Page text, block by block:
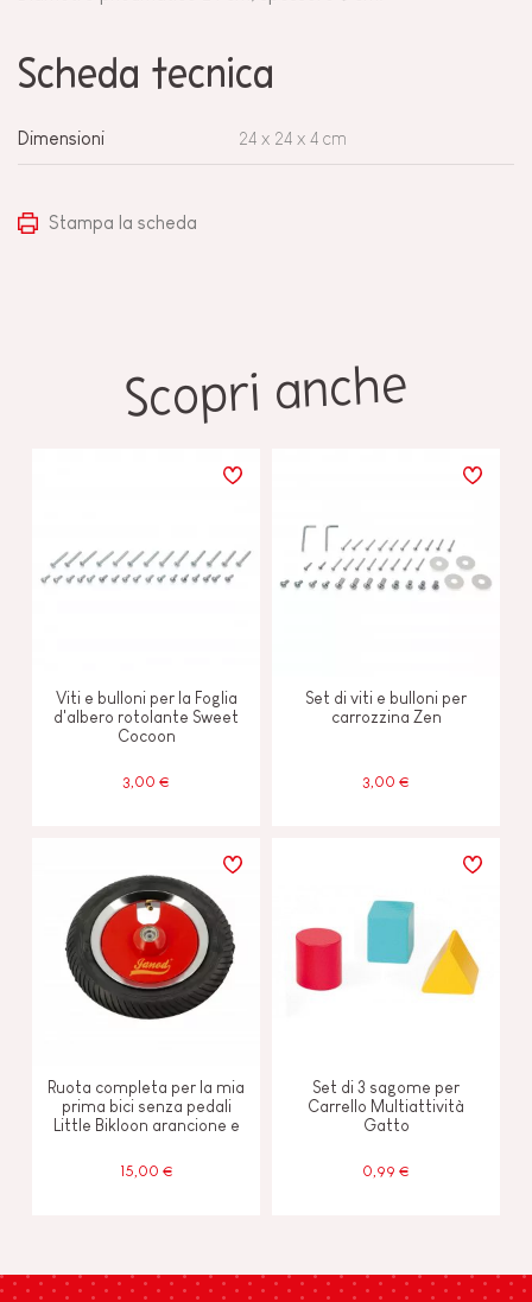
Scheda tecnica
Dimensioni 24 x 24 x 4 cm
Stampa la scheda
Scopri anche
Viti e bulloni per la Foglia
d'albero rotolante Sweet
Cocoon
3,00 €
Set di viti e bulloni per
carrozzina Zen
3,00 €
Ruota completa per la mia
prima bici senza pedali
Little Bikloon arancione e
15,00 €
Set di 3 sagome per
Carrello Multiattività
Gatto
0,99 €